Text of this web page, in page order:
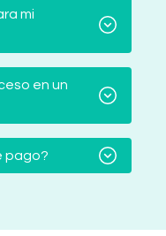
mi
en un
pago?